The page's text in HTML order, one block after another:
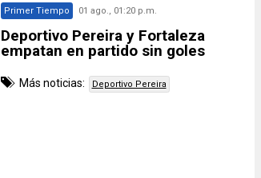
Primer Tiempo 01 ago., 01:20 p.m.
Deportivo Pereira y Fortaleza
empatan en partido sin goles
Más noticias: Deportivo Pereira